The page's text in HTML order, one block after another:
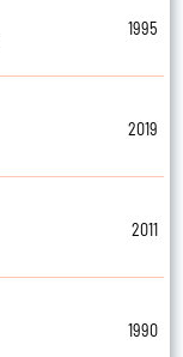
1995
2019
2011
1990